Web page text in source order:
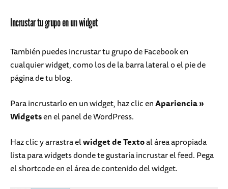
Incrustar tu grupo en un widget
También puedes incrustar tu grupo de Facebook en
cualquier widget, como los de la barra lateral o el pie de
página de tu blog.
Para incrustarlo en un widget, haz clic enApariencia»
Widgetsen el panel de WordPress.
Haz clic y arrastra elwidget de Textoal área apropiada
lista para widgets donde te gustaría incrustar el feed. Pega
el shortcode en el área de contenido del widget.